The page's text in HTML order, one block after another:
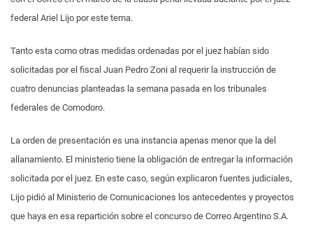
federal Ariel Lijo por este tema.
Tanto esta como otras medidas ordenadas por el juez habían sido
solicitadas por el fiscal Juan Pedro Zoni al requerir la instrucción de
cuatro denuncias planteadas la semana pasada en los tribunales
federales de Comodoro.
La orden de presentación es una instancia apenas menor que la del
allanamiento. El ministerio tiene la obligación de entregar la información
solicitada por el juez. En este caso, según explicaron fuentes judiciales,
Lijo pidió al Ministerio de Comunicaciones los antecedentes y proyectos
que haya en esa repartición sobre el concurso de Correo Argentino S.A.